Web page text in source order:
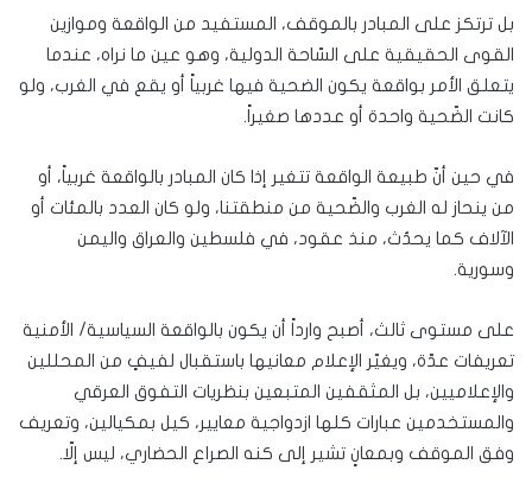
بل ترتكز على المبادر بالموقف، المستفيد من الواقعة وموازين
القوى الحقيقية على السّاحة الدولية، وهو عين ما نراه، عندما
يتعلق الأمر بواقعة يكون الضحية فيها غربياً أو يقع في الغرب، ولو
كانت الضّحية واحدة أو عددها صغيراً.
في حين أنّ طبيعة الواقعة تتغير إذا كان المبادر بالواقعة غربياً، أو
من ينحاز له الغرب والضّحية من منطقتنا، ولو كان العدد بالمئات أو
الآلاف كما يحدُث، منذ عقود، في فلسطين والعراق واليمن
وسورية.
على مستوى ثالث، أصبح وارداً أن يكون بالواقعة السياسية/ الأمنية
تعريفات عدّة، ويغيّر الإعلام معانيها باستقبال لفيفٍ من المحللين
والإعلاميين، بل المثقفين المتبعين بنظريات التفوق العرقي
والمستخدمين عبارات كلها ازدواجية معايير، كيل بمكيالين، وتعريف
وفق الموقف وبمعانٍ تشير إلى كنه الصراع الحضاري، ليس إلّا.